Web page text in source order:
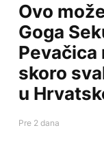
ovaj članak
Ovo
Goga
Pevačica
skoro
u
Pre 2 dana